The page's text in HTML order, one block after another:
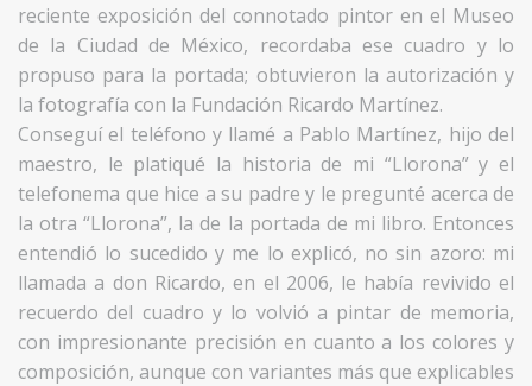
reciente exposición del connotado pintor en el Museo
de la Ciudad de México, recordaba ese cuadro y lo
propuso para la portada; obtuvieron la autorización y
la fotografía con la Fundación Ricardo Martínez.
Conseguí el teléfono y llamé a Pablo Martínez, hijo del
maestro, le platiqué la historia de mi “Llorona” y el
telefonema que hice a su padre y le pregunté acerca de
la otra “Llorona”, la de la portada de mi libro. Entonces
entendió lo sucedido y me lo explicó, no sin azoro: mi
llamada a don Ricardo, en el 2006, le había revivido el
recuerdo del cuadro y lo volvió a pintar de memoria,
con impresionante precisión en cuanto a los colores y
composición, aunque con variantes más que explicables